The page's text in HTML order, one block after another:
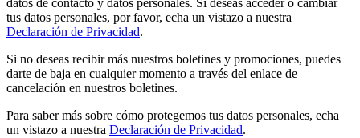
datos de contacto y datos personales. Si deseas acceder o cambiar
tus datos personales, por favor, echa un vistazo a nuestra
Declaración de Privacidad.
Si no deseas recibir más nuestros boletines y promociones, puedes
darte de baja en cualquier momento a través del enlace de
cancelación en nuestros boletines.
Para saber más sobre cómo protegemos tus datos personales, echa
un vistazo a nuestra Declaración de Privacidad.